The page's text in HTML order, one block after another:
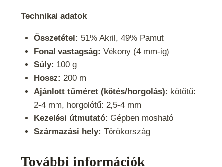
Technikai adatok
Összetétel: 51% Akril, 49% Pamut
Fonal vastagság: Vékony (4 mm-ig)
Súly: 100 g
Hossz: 200 m
Ajánlott tűméret (kötés/horgolás): kötőtű:
2-4 mm, horgolótű: 2,5-4 mm
Kezelési útmutató: Gépben mosható
Származási hely: Törökország
További információk